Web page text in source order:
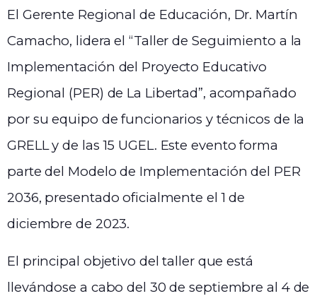
El Gerente Regional de Educación, Dr. Martín
Camacho, lidera el “Taller de Seguimiento a la
Implementación del Proyecto Educativo
Regional (PER) de La Libertad”, acompañado
por su equipo de funcionarios y técnicos de la
GRELL y de las 15 UGEL. Este evento forma
parte del Modelo de Implementación del PER
2036, presentado oficialmente el 1 de
diciembre de 2023.
El principal objetivo del taller que está
llevándose a cabo del 30 de septiembre al 4 de